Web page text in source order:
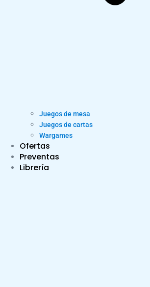
Juegos de mesa
Juegos de cartas
Wargames
Ofertas
Preventas
Librería